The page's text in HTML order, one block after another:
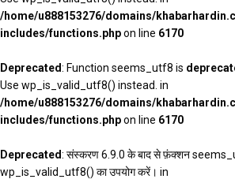
/home/u888153276/domains/
includes/functions.phpon line 6170
Deprecated: Function seems_utf8 is
Use wp_is_valid_utf8() instead. in
/home/u888153276/domains/
includes/functions.phpon line 6170
Deprecated: संस्करण 6.9.0 के बाद से फ़ंक्शन
wp_is_valid_utf8() का उपयोग करें। in